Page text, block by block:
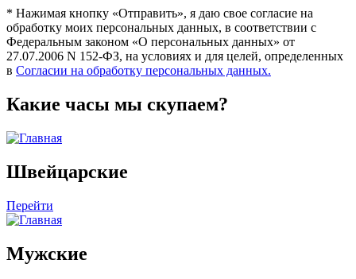
* Нажимая кнопку «Отправить», я даю свое согласие на
обработку моих персональных данных, в соответствии с
Федеральным законом «О персональных данных» от
27.07.2006 N 152-ФЗ, на условиях и для целей, определенных
в Согласии на обработку персональных данных.
Какие часы мы скупаем?
Швейцарские
Перейти
Мужские